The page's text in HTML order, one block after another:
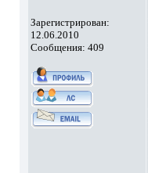
Зарегистрирован:
12.06.2010
Сообщения: 409